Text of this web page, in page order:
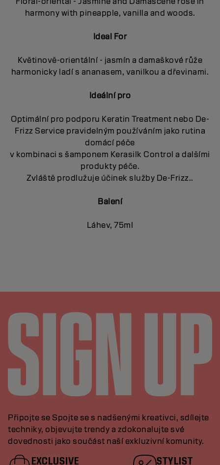
harmony with pineapple, vanilla and woods.
Ideal For
Květinově-orientální - jasmín a damaškové růže
harmonicky ladí s ananasem, vanilkou a dřevinami.
Ideální pro
Optimální pro podporu Keratin Treatment nebo De-
Frizz Service pravidelným používáním jako rutina
domácí péče
v kombinaci s šamponem Kerasilk Control a dalšími
produkty péče.
Zvláště prodlužuje účinek služby De-Frizz..
Balení
Láhev, 75ml
Připojte se Spojte se s nadšenými kreativci, sdílejte
techniky, objevujte trendy a zdokonalujte své
dovednosti jako součást naší exkluzivní komunity.
EXCLUSIVE
STYLIST